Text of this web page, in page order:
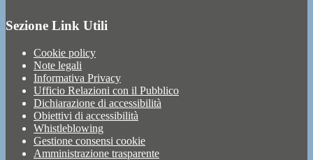
Sezione Link Utili
Cookie policy
Note legali
Informativa Privacy
Ufficio Relazioni con il Pubblico
Dichiarazione di accessibilità
Obiettivi di accessibilità
Whistleblowing
Gestione consensi cookie
Amministrazione trasparente